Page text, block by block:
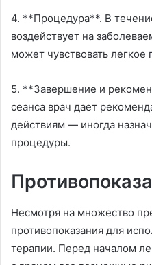
4. **Процедура**. В
воздействует на
может чувствовать
5. **Завершение и
сеанса врач дает
действиям — иногда
процедуры.
Несмотря на множество
противопоказания для
терапии. Перед началом